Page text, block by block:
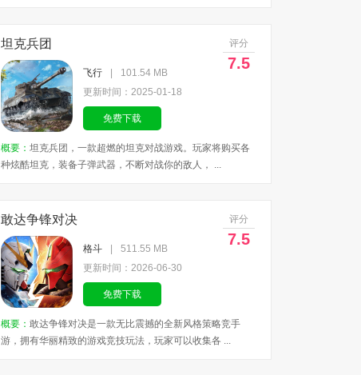
坦克兵团 评分
7.5
飞行
101.54 MB
更新时间：2025-01-18
免费下载
概要： 坦克兵团，一款超燃的坦克对战游戏。玩家将购买各
种炫酷坦克，装备子弹武器，不断对战你的敌人， ...
敢达争锋对决 评分
7.5
格斗
511.55 MB
更新时间：2026-06-30
免费下载
概要： 敢达争锋对决是一款无比震撼的全新风格策略竞手
游，拥有华丽精致的游戏竞技玩法，玩家可以收集各 ...